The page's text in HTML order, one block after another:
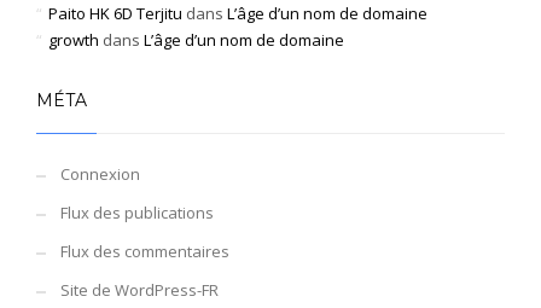
Paito HK 6D Terjitu dans L’âge d’un nom de domaine
growth dans L’âge d’un nom de domaine
MÉTA
Connexion
Flux des publications
Flux des commentaires
Site de WordPress-FR